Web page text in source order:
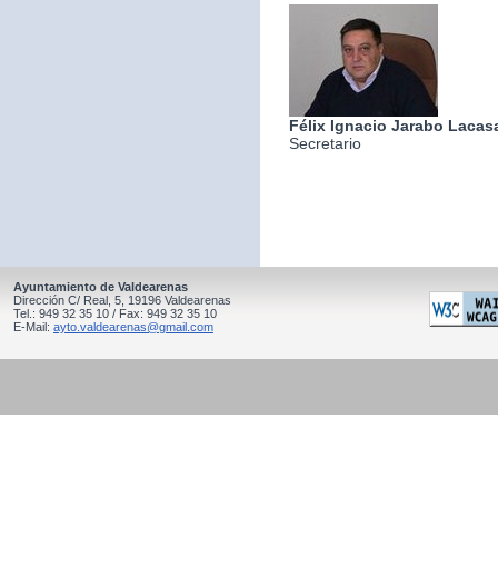
Félix Ignacio Jarabo
Secretario
Ayuntamiento de Valdearenas
Dirección C/ Real, 5, 19196 Valdearenas
Tel.: 949 32 35 10 / Fax: 949 32 35 10
E-Mail: ayto.valdearenas@gmail.com